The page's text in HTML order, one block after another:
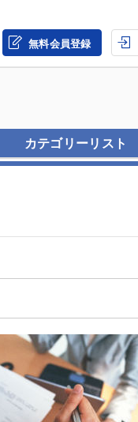
無料会員登録
カテゴリーリスト